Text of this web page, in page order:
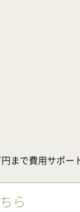
まで費用サポー
ら